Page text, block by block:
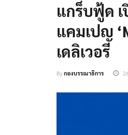
แกร็บฟู้ด เ
แคมเปญ
เดลิเวอรี
Byกองบรรณาธิการ